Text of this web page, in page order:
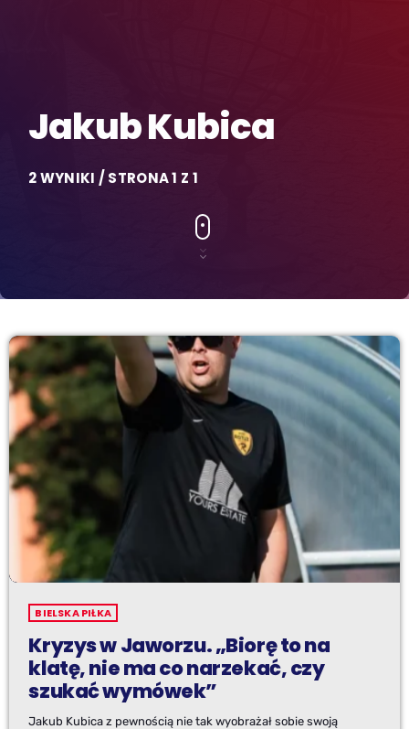
Jakub Kubica
2 WYNIKI / STRONA 1 Z 1
BIELSKA PIŁKA
Kryzys w Jaworzu. „Biorę to na
klatę, nie ma co narzekać, czy
szukać wymówek”
Jakub Kubica z pewnością nie tak wyobrażał sobie swoją